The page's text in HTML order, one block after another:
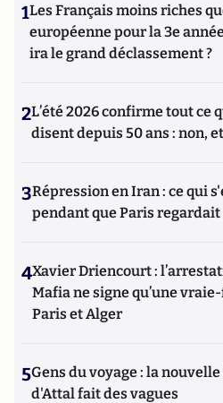
1Les Français moins riches
européenne pour la 3e
ira le grand déclassement ?
2L’été 2026 confirme tout ce
disent depuis 50 ans : non,
3Répression en Iran : ce qui
pendant que Paris
4Xavier Driencourt :
Mafia ne signe qu’une
Paris et Alger
5Gens du voyage : la
d'Attal fait des vagues